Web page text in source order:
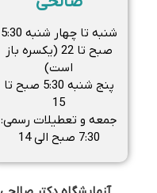
شنبه تا چهار شنبه 5:30
صبح تا 22 (یکسره باز
است)
پنج شنبه 5:30 صبح تا
15
جمعه و تعطیلات رسمی:
7:30 صبح الی 14